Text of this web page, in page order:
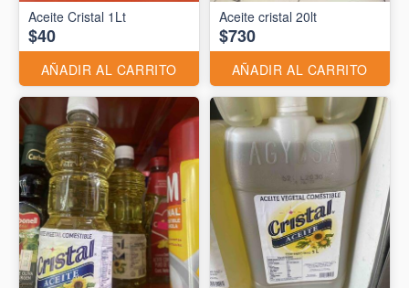
Aceite Cristal 1Lt
$40
AÑADIR AL CARRITO
Aceite cristal 20lt
$730
AÑADIR AL CARRITO